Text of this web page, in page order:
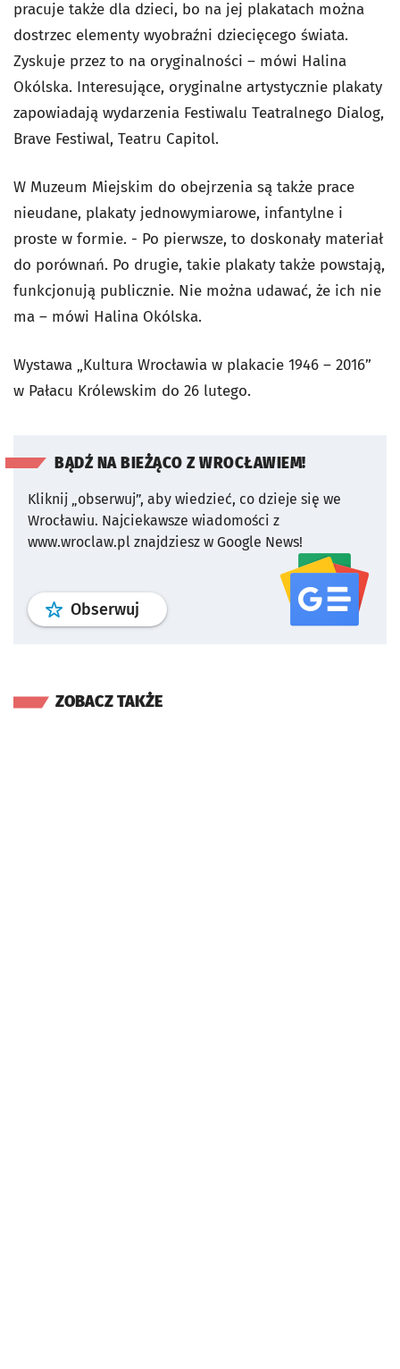
pracuje także dla dzieci, bo na jej plakatach można
dostrzec elementy wyobraźni dziecięcego świata.
Zyskuje przez to na oryginalności – mówi Halina
Okólska. Interesujące, oryginalne artystycznie plakaty
zapowiadają wydarzenia Festiwalu Teatralnego Dialog,
Brave Festiwal, Teatru Capitol.
W Muzeum Miejskim do obejrzenia są także prace
nieudane, plakaty jednowymiarowe, infantylne i
proste w formie. - Po pierwsze, to doskonały materiał
do porównań. Po drugie, takie plakaty także powstają,
funkcjonują publicznie. Nie można udawać, że ich nie
ma – mówi Halina Okólska.
Wystawa „Kultura Wrocławia w plakacie 1946 – 2016”
w Pałacu Królewskim do 26 lutego.
BĄDŹ NA BIEŻĄCO Z WROCŁAWIEM!
Kliknij „obserwuj”, aby wiedzieć, co dzieje się we
Wrocławiu. Najciekawsze wiadomości z
www.wroclaw.pl znajdziesz w Google News!
Obserwuj profil serwisu
ZOBACZ TAKŻE